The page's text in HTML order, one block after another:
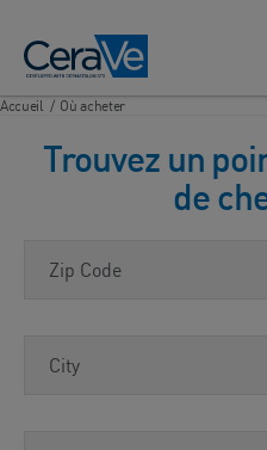
Rechercher
Accueil / Où acheter
Trouvez un
de